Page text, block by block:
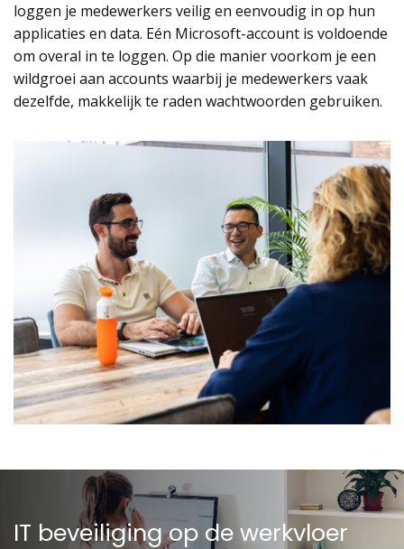
loggen je medewerkers veilig en eenvoudig in op hun
applicaties en data. Eén Microsoft-account is voldoende
om overal in te loggen. Op die manier voorkom je een
wildgroei aan accounts waarbij je medewerkers vaak
dezelfde, makkelijk te raden wachtwoorden gebruiken.
IT beveiliging op de werkvloer